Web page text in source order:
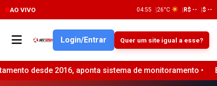
AO VIVO 04:55 26°C R$ -- $ --
Login/Entrar Quer um site igual a esse?
aponta sistema de monitoramento • Banco do